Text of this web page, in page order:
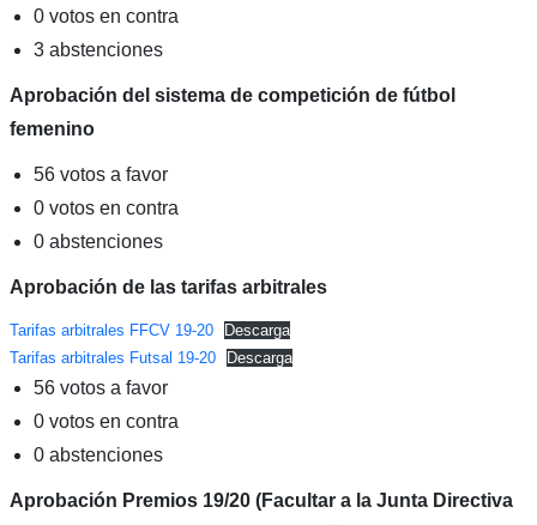
0 votos en contra
3 abstenciones
Aprobación del sistema de competición de fútbol
femenino
56 votos a favor
0 votos en contra
0 abstenciones
Aprobación de las tarifas arbitrales
Tarifas arbitrales FFCV 19-20
Descarga
Tarifas arbitrales Futsal 19-20
Descarga
56 votos a favor
0 votos en contra
0 abstenciones
Aprobación Premios 19/20 (Facultar a la Junta Directiva